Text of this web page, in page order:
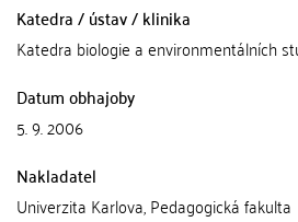
Katedra / ústav / klinika
Katedra biologie a environmentálních
Datum obhajoby
5. 9. 2006
Nakladatel
Univerzita Karlova, Pedagogická fakulta